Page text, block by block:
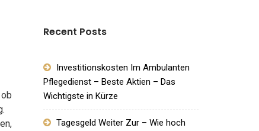
Recent Posts
Investitionskosten Im Ambulanten
Pflegedienst – Beste Aktien – Das
Wichtigste in Kürze
Tagesgeld Weiter Zur – Wie hoch